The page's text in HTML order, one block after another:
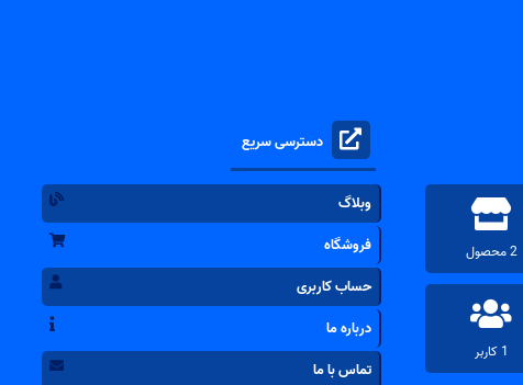
2 محصول
1 کاربر
دسترسی سریع
وبلاگ
فروشگاه
حساب کاربری
درباره ما
تماس با ما